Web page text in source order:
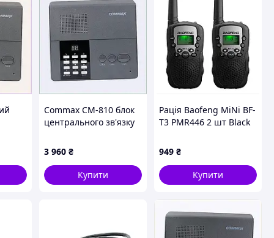
Commax CM-810 блок
центрального зв'язку
3 960 ₴
Купити
Рація Baofeng MiNi BF-
T3 PMR446 2 шт Black
949 ₴
Купити